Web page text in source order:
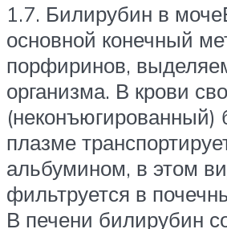
1.7. Билирубин в
основной конечный
порфиринов,
организма. В крови
(неконъюгированный)
плазме
альбумином, в этом
фильтруется в
В печени билирубин